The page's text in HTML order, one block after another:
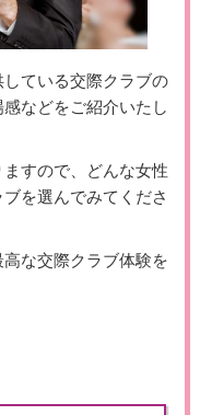
ている交際クラブの
などをご紹介いたし
すので、どんな女性
を選んでみてくださ
な交際クラブ体験を